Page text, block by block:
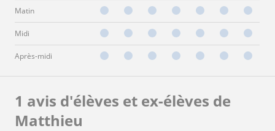
Matin
Midi
Après-midi
1 avis d'élèves et ex-élèves de
Matthieu